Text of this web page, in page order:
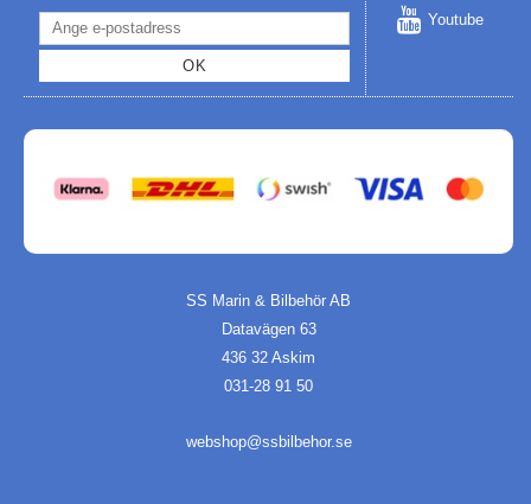
OK
Youtube
SS Marin & Bilbehör AB
Datavägen 63
436 32 Askim
031-28 91 50
webshop@ssbilbehor.se